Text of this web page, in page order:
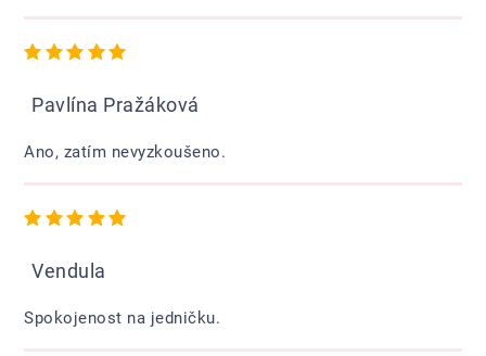
Pavlína Pražáková
Hodnocení obchodu je 5 z 5 hvězdiček.
Ano, zatím nevyzkoušeno.
Vendula
Hodnocení obchodu je 5 z 5 hvězdiček.
Spokojenost na jedničku.